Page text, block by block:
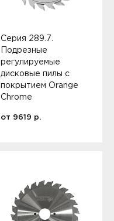
Серия 289.7.
Подрезные
регулируемые
дисковые пилы с
покрытием Orange
Chrome
от 9619 р.